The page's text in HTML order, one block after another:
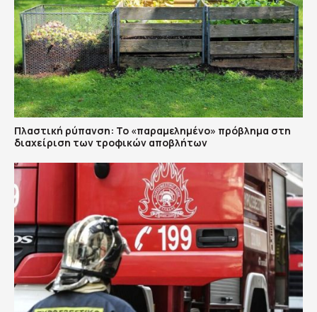
Πλαστική ρύπανση: Το «παραμελημένο» πρόβλημα στη
διαχείριση των τροφικών αποβλήτων